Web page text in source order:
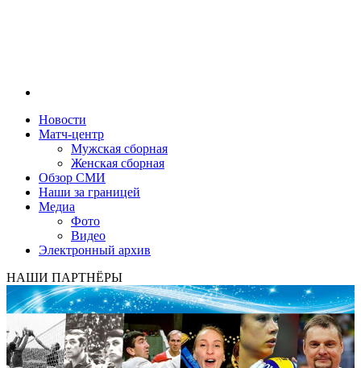
Новости
Матч-центр
Мужская сборная
Женская сборная
Обзор СМИ
Наши за границей
Медиа
Фото
Видео
Электронный архив
НАШИ ПАРТНЁРЫ